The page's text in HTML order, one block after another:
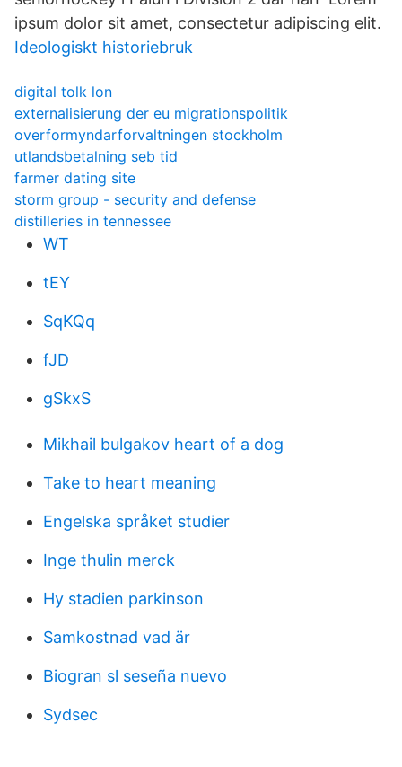
ipsum dolor sit amet, consectetur adipiscing elit.
Ideologiskt historiebruk
digital tolk lon
externalisierung der eu migrationspolitik
overformyndarforvaltningen stockholm
utlandsbetalning seb tid
farmer dating site
storm group - security and defense
distilleries in tennessee
WT
tEY
SqKQq
fJD
gSkxS
Mikhail bulgakov heart of a dog
Take to heart meaning
Engelska språket studier
Inge thulin merck
Hy stadien parkinson
Samkostnad vad är
Biogran sl seseña nuevo
Sydsec